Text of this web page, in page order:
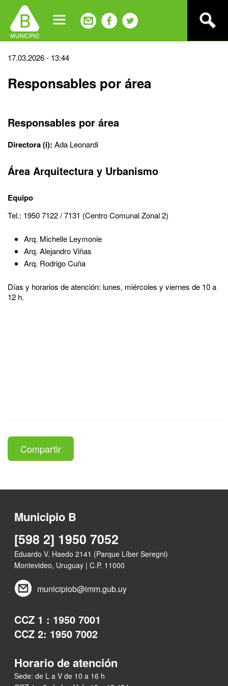
navigation
Back
top
17.03.2026 - 13:44
Responsables por área
Responsables por área
Directora (i): Ada Leonardi
Área Arquitectura y Urbanismo
Equipo
Tel.: 1950 7122 / 7131 (Centro Comunal Zonal 2)
Arq. Michelle Leymonie
Arq. Alejandro Viñas
Arq. Rodrigo Cuña
Días y horarios de atención: lunes, miércoles y viernes de 10 a
12 h.
Compartir
Municipio B
[598 2] 1950 7052
Eduardo V. Haedo 2141 (Parque Líber Seregni)
Montevideo, Uruguay | C.P. 11000
municipiob@imm.gub.uy
CCZ 1 : 1950 7001
CCZ 2: 1950 7002
Horario de atención
Sede: de L a V de 10 a 16 h